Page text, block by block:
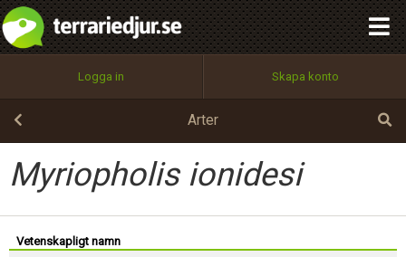
Logga in Skapa konto
Arter
Myriopholis ionidesi
Vetenskapligt namn
Utför
100%
OK
integritetspolicy
Namn:
Epost:
Användarnamn:
Begär nytt lösenord
Tillbaka till förstasidan